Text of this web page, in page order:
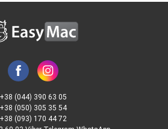
+38 (044) 390 63 05
+38 (050) 305 35 54
+38 (093) 170 44 72